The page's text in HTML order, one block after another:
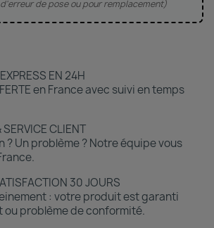
de pose ou pour remplacement)
EN 24H
en France avec suivi en temps
SERVICE CLIENT
? Un problème ? Notre équipe vous
30 JOURS
: votre produit est garanti
problème de conformité.